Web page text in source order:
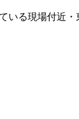
いる現場付近